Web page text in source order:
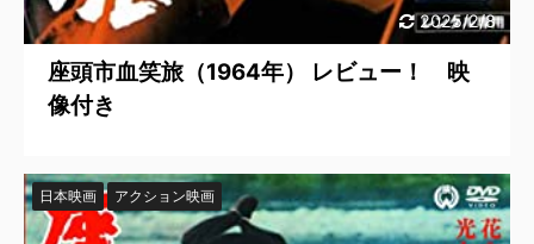
2025/2/8
座頭市血笑旅（1964年） レビュー！ 映
像付き
日本映画 アクション映画